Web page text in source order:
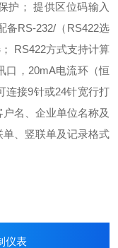
护； 提供区位码输入
备RS-232/（RS422选
RS422方式支持计算
口，20mA电流环（恒
连接9针或24针宽行打
名、企业单位名称及
、竖联单及记录格式
仪表